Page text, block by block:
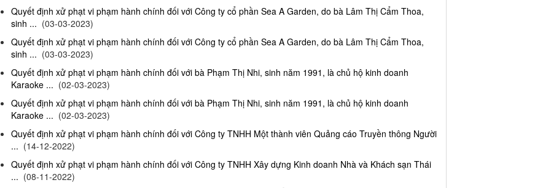
Quyết định xử phạt vi phạm hành chính đối với Công ty cổ phần Sea A Garden, do bà Lâm Thị Cẩm Thoa,
sinh ... (03-03-2023)
Quyết định xử phạt vi phạm hành chính đối với Công ty cổ phần Sea A Garden, do bà Lâm Thị Cẩm Thoa,
sinh ... (03-03-2023)
Quyết định xử phạt vi phạm hành chính đối với bà Phạm Thị Nhi, sinh năm 1991, là chủ hộ kinh doanh
Karaoke ... (02-03-2023)
Quyết định xử phạt vi phạm hành chính đối với bà Phạm Thị Nhi, sinh năm 1991, là chủ hộ kinh doanh
Karaoke ... (02-03-2023)
Quyết định xử phạt vi phạm hành chính đối với Công ty TNHH Một thành viên Quảng cáo Truyền thông Người
... (14-12-2022)
Quyết định xử phạt vi phạm hành chính đối với Công ty TNHH Xây dựng Kinh doanh Nhà và Khách sạn Thái
... (08-11-2022)